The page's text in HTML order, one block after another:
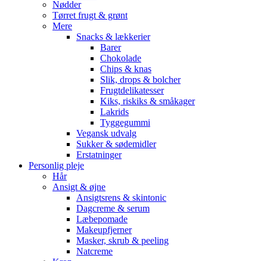
Nødder
Tørret frugt & grønt
Mere
Snacks & lækkerier
Barer
Chokolade
Chips & knas
Slik, drops & bolcher
Frugtdelikatesser
Kiks, riskiks & småkager
Lakrids
Tyggegummi
Vegansk udvalg
Sukker & sødemidler
Erstatninger
Personlig pleje
Hår
Ansigt & øjne
Ansigtsrens & skintonic
Dagcreme & serum
Læbepomade
Makeupfjerner
Masker, skrub & peeling
Natcreme